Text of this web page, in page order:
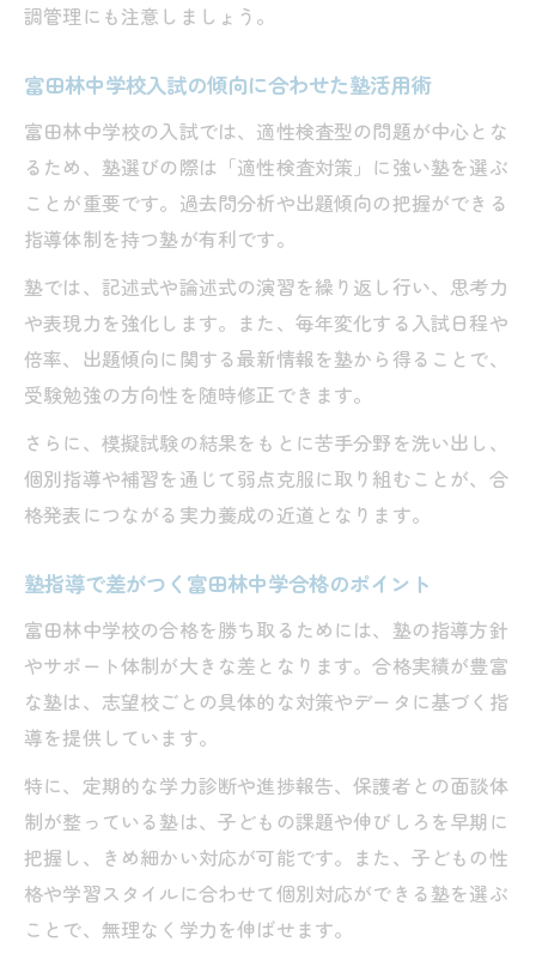
調管理にも注意しましょう。
富田林中学校入試の傾向に合わせた塾活用術
富田林中学校の入試では、適性検査型の問題が中心とな
るため、塾選びの際は「適性検査対策」に強い塾を選ぶ
ことが重要です。過去問分析や出題傾向の把握ができる
指導体制を持つ塾が有利です。
塾では、記述式や論述式の演習を繰り返し行い、思考力
や表現力を強化します。また、毎年変化する入試日程や
倍率、出題傾向に関する最新情報を塾から得ることで、
受験勉強の方向性を随時修正できます。
さらに、模擬試験の結果をもとに苦手分野を洗い出し、
個別指導や補習を通じて弱点克服に取り組むことが、合
格発表につながる実力養成の近道となります。
塾指導で差がつく富田林中学合格のポイント
富田林中学校の合格を勝ち取るためには、塾の指導方針
やサポート体制が大きな差となります。合格実績が豊富
な塾は、志望校ごとの具体的な対策やデータに基づく指
導を提供しています。
特に、定期的な学力診断や進捗報告、保護者との面談体
制が整っている塾は、子どもの課題や伸びしろを早期に
把握し、きめ細かい対応が可能です。また、子どもの性
格や学習スタイルに合わせて個別対応ができる塾を選ぶ
ことで、無理なく学力を伸ばせます。